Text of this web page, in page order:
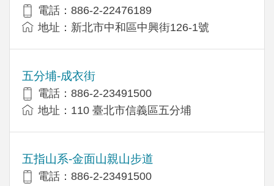
電話：886-2-22476189
地址：新北市中和區中興街126-1號
五分埔-成衣街
電話：886-2-23491500
地址：110 臺北市信義區五分埔
五指山系-金面山親山步道
電話：886-2-23491500